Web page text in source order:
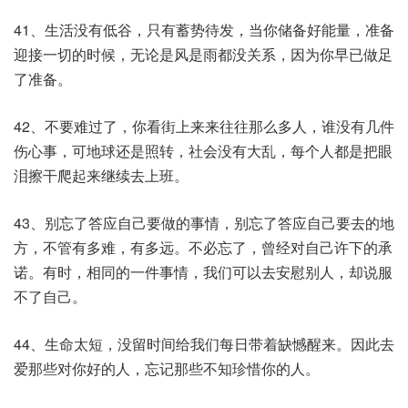
41、生活没有低谷，只有蓄势待发，当你储备好能量，准备
迎接一切的时候，无论是风是雨都没关系，因为你早已做足
了准备。
42、不要难过了，你看街上来来往往那么多人，谁没有几件
伤心事，可地球还是照转，社会没有大乱，每个人都是把眼
泪擦干爬起来继续去上班。
43、别忘了答应自己要做的事情，别忘了答应自己要去的地
方，不管有多难，有多远。不必忘了，曾经对自己许下的承
诺。有时，相同的一件事情，我们可以去安慰别人，却说服
不了自己。
44、生命太短，没留时间给我们每日带着缺憾醒来。因此去
爱那些对你好的人，忘记那些不知珍惜你的人。